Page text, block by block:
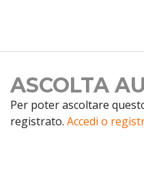
ASCOLTA
Per poter ascoltare
registrato. Accedi o